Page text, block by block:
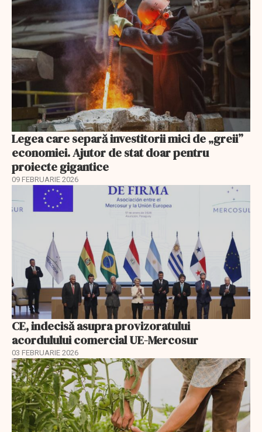
Legea care separă investitorii mici de „greii”
economiei. Ajutor de stat doar pentru
proiecte gigantice
09 FEBRUARIE 2026
CE, indecisă asupra provizoratului
acordulului comercial UE-Mercosur
03 FEBRUARIE 2026